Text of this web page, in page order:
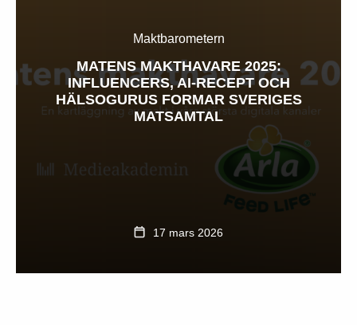
Maktbarometern
MATENS MAKTHAVARE 2025:
INFLUENCERS, AI-RECEPT OCH
HÄLSOGURUS FORMAR SVERIGES
MATSAMTAL
17 mars 2026